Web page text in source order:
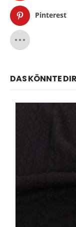
Pinterest
DAS KÖNNTE